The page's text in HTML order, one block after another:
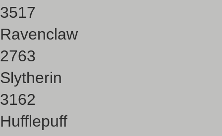
3517
Ravenclaw
2763
Slytherin
3162
Hufflepuff